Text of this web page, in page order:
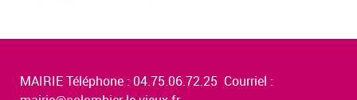
MAIRIE Téléphone : 04.75.06.72.25 Courriel :